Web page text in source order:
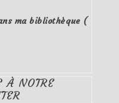
ma bibliothèque (
À NOTRE